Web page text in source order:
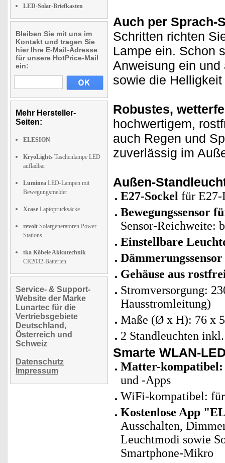
LED-Solar-Briefkasten
Bleiben Sie mit uns im
Kontakt und tragen Sie
hier Ihre E-Mail-Adresse
für unsere HotPrice-Mail
ein:
Mehr Hersteller-
Seiten:
ELESION
KryoLights Taschenlampe LED
aufladbar
Luminea LED-Lampen mit
Bewegungsmelder
Xcase Laptoprucksäcke
revolt Solargeneratoren Power
Stations
tka Köbele Akkutechnik
CR2032-Batterien
Service- & Support-
Website der Marke
Lunartec für die
Vertriebsgebiete
Deutschland,
Österreich und
Schweiz
Datenschutz
Impressum
Auch per Sprach-
Schritten richten
Lampe ein. Schon
Anweisung ein
sowie die Helligkeit
Robustes,
hochwertigem,
auch Regen und
zuverlässig im
Außen-
E27-Sockel für E27-
Bewegungssensor
Sensor-Reichweite:
Einstellbare
Gehäuse aus
Stromversorgung:
Hausstromleitung)
Maße (Ø x H): 76 x
2 Standleuchten
Smarte WLAN-
Matter-kompatibel:
und -Apps
WiFi-kompatibel:
Kostenlose App
Ausschalten,
Leuchtmodi sowie
Smartphone-Mikro